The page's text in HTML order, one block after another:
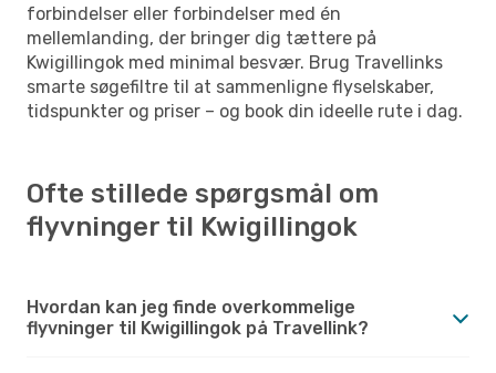
forbindelser eller forbindelser med én
mellemlanding, der bringer dig tættere på
Kwigillingok med minimal besvær. Brug Travellinks
smarte søgefiltre til at sammenligne flyselskaber,
tidspunkter og priser – og book din ideelle rute i dag.
Ofte stillede spørgsmål om
flyvninger til Kwigillingok
Hvordan kan jeg finde overkommelige
flyvninger til Kwigillingok på Travellink?